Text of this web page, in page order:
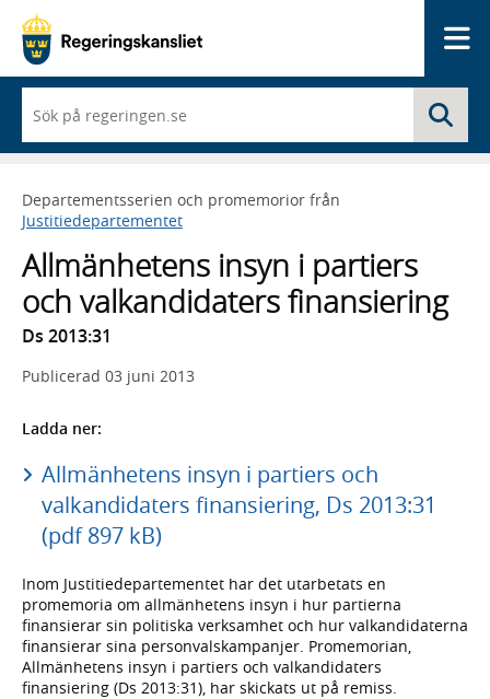
du
börjar
skriva
framträder
en
med
sökförslag
Departementsserien och promemorior från
Justitiedepartementet
Allmänhetens insyn i partiers
och valkandidaters finansiering
Ds 2013:31
Publicerad 03 juni 2013
Ladda ner:
Allmänhetens insyn i partiers och
valkandidaters finansiering, Ds 2013:31
(pdf 897 kB)
Inom Justitiedepartementet har det utarbetats en
promemoria om allmänhetens insyn i hur partierna
finansierar sin politiska verksamhet och hur valkandidaterna
finansierar sina personvalskampanjer. Promemorian,
Allmänhetens insyn i partiers och valkandidaters
finansiering (Ds 2013:31), har skickats ut på remiss.